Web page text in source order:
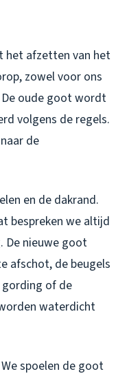
het afzetten van het
zowel voor ons
De oude goot wordt
volgens de regels.
de
en de dakrand.
bespreken we altijd
De nieuwe goot
afschot, de beugels
of de
waterdicht
spoelen de goot